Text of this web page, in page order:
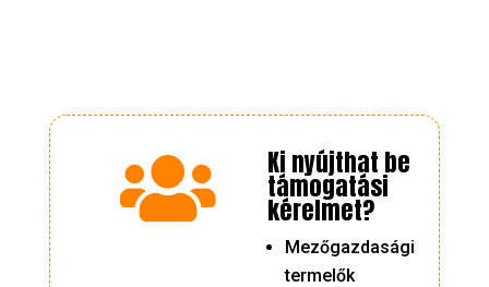
 Ki nyújthat be
támogatási
kérelmet?
Mezőgazdasági
termelők